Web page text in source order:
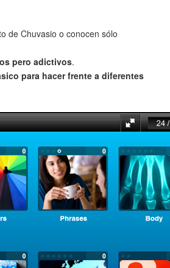
de Chuvasio o conocen sólo
pero adictivos.
para hacer frente a diferentes